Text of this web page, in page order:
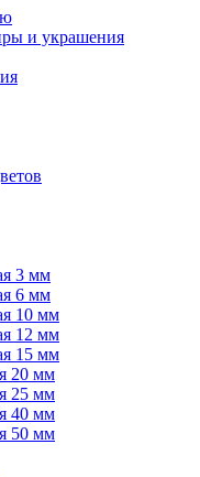
и украшения
3 мм
6 мм
10 мм
12 мм
15 мм
20 мм
25 мм
40 мм
50 мм